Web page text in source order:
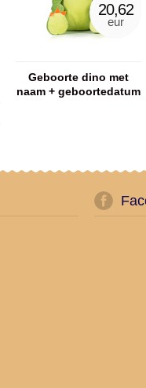
20,62
eur
Geboorte dino met
naam + geboortedatum